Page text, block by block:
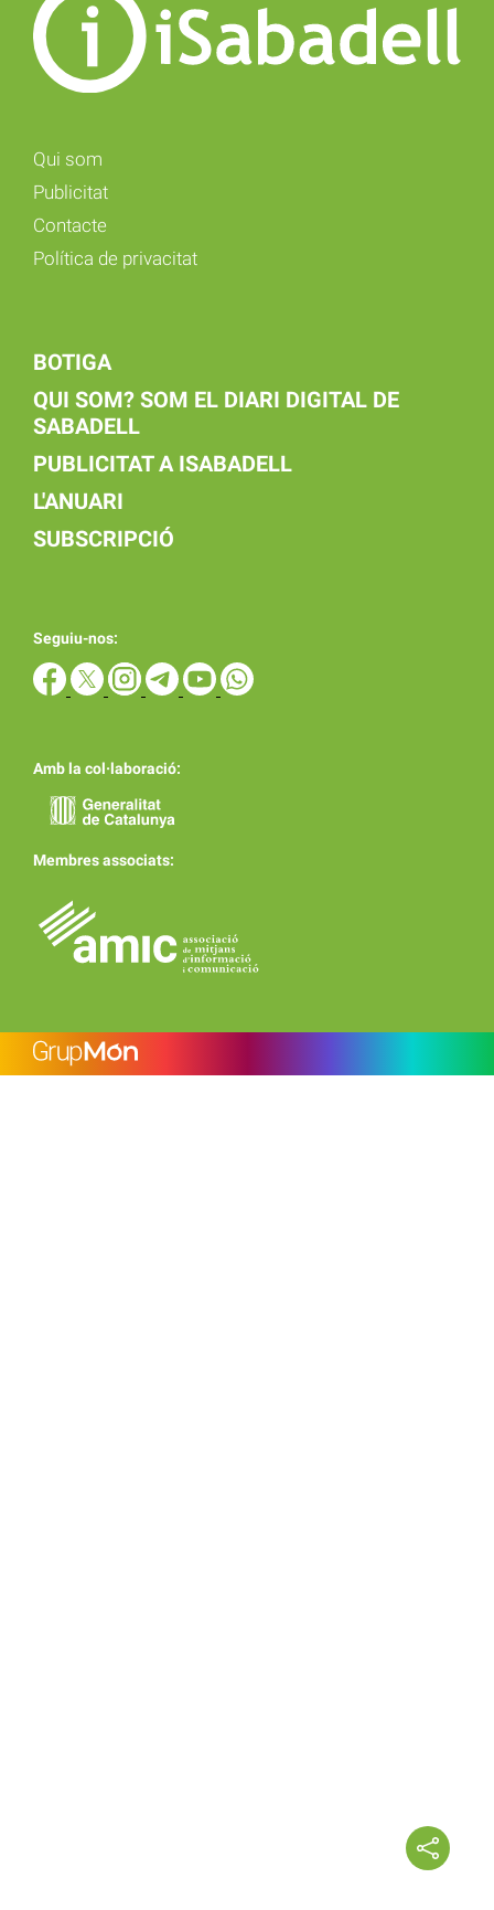
Qui som
Publicitat
Contacte
Política de privacitat
BOTIGA
QUI SOM? SOM EL DIARI DIGITAL DE
SABADELL
PUBLICITAT A ISABADELL
L'ANUARI
SUBSCRIPCIÓ
Seguiu-nos:
Amb la col·laboració:
Membres associats: